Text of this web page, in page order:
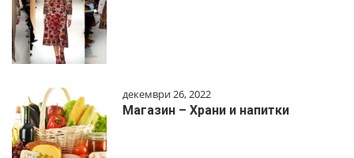
декември 26, 2022
Магазин – Храни и напитки